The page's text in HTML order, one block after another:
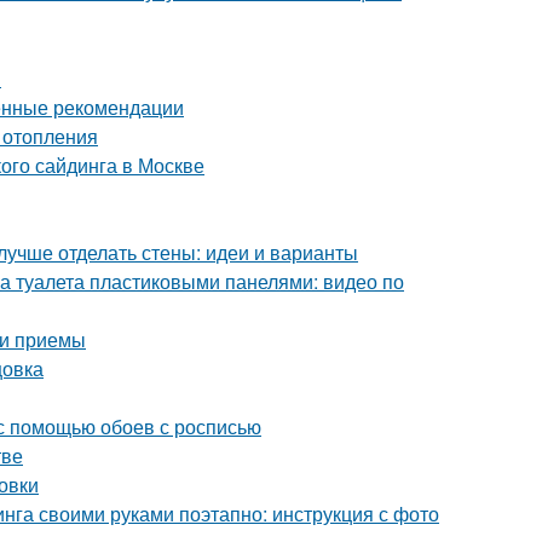
рекомендации
сайдинга в Москве
отделать стены: идеи и варианты
туалета пластиковыми панелями: видео по
приемы
помощью обоев с росписью
своими руками поэтапно: инструкция с фото